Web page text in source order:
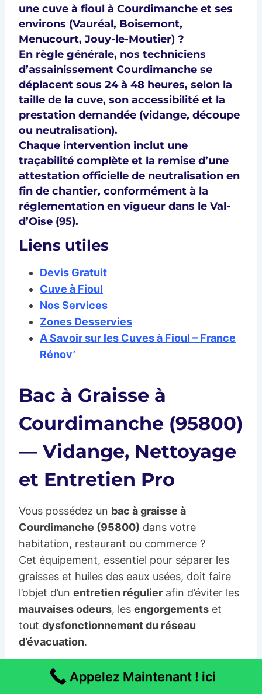
une cuve à fioul à Courdimanche et ses
environs (Vauréal, Boisemont,
Menucourt, Jouy-le-Moutier) ?
En règle générale, nos techniciens
d’assainissement Courdimanche se
déplacent sous 24 à 48 heures, selon la
taille de la cuve, son accessibilité et la
prestation demandée (vidange, découpe
ou neutralisation).
Chaque intervention inclut une
traçabilité complète et la remise d’une
attestation officielle de neutralisation en
fin de chantier, conformément à la
réglementation en vigueur dans le Val-
d’Oise (95).
Liens utiles
Devis Gratuit
Cuve à Fioul
Nos Services
Zones Desservies
A Savoir sur les Cuves à Fioul – France
Rénov’
Bac à Graisse à
Courdimanche (95800)
— Vidange, Nettoyage
et Entretien Pro
Vous possédez un bac à graisse à
Courdimanche (95800) dans votre
habitation, restaurant ou commerce ?
Cet équipement, essentiel pour séparer les
graisses et huiles des eaux usées, doit faire
l’objet d’un entretien régulier afin d’éviter les
mauvaises odeurs, les engorgements et
tout dysfonctionnement du réseau
d’évacuation.
Notre équipe locale spécialisée en
Appelez Maintenant ! ici